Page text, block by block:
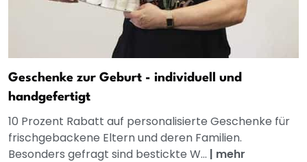
Geschenke zur Geburt - individuell und
handgefertigt
10 Prozent Rabatt auf personalisierte Geschenke für
frischgebackene Eltern und deren Familien.
Besonders gefragt sind bestickte W... | mehr